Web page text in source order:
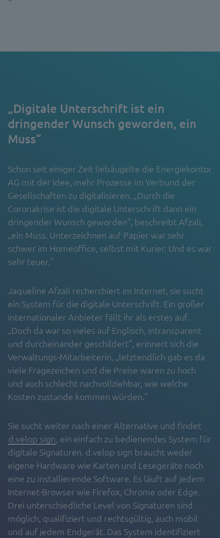
„Digitale Unterschrift ist ein
dringender Wunsch geworden, ein
Muss“
Schon seit einiger Zeit liebäugelte die Energiekontor
AG mit der Idee, mehr Prozesse im Verbund der
Gesellschaften zu digitalisieren. „Durch die
Coronakrise ist die digitale Unterschrift dann ein
dringender Wunsch geworden“, beschreibt Afzali,
„ein Muss. Unterzeichnen auf Papier war sehr
schwer im Homeoffice, selbst mit Kurier. Und es war
sehr teuer.“
Jaqueline Afzali recherchiert im Internet, sie sucht
ein System für die digitale Unterschrift. Ein großer
internationaler Anbieter fällt ihr als erstes auf.
„Doch da war so vieles auf Englisch, intransparent
und durcheinander geschildert“, erinnert sich die
Verwaltungs-Mitarbeiterin, „letztendlich gab es da
viele Fragezeichen und die Preise waren zu hoch
und auch schlecht nachvollziehbar, wie welche
Kosten zustande kommen würden.“
Sie sucht weiter nach einer Alternative und findet
d.velop sign, ein einfach zu bedienendes System für
digitale Signaturen. d.velop sign braucht weder
eigene Hardware wie Karten und Lesegeräte noch
eine zu installierende Software. Es läuft auf jedem
Internet-Browser wie Firefox, Chrome oder Edge.
Drei unterschiedliche Level von Signaturen sind
möglich, qualifiziert und rechtsgültig, auch mobil
und auf jedem Endgerät. Das System identifiziert